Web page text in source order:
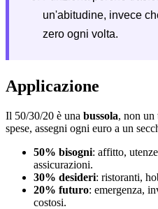
un'abitudine, invece
zero ogni volta.
Applicazione
Il 50/30/20 è una bussola, non un
spese, assegni ogni euro a un
50% bisogni: affitto,
assicurazioni.
30% desideri: ristoranti,
20% futuro: emergenza,
costosi.